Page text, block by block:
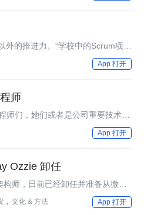
外的推进力。“学校中的Scrum项
界的教育工作者带去一门免费、适
App 打开
师
师们，她们或者是公司重要技术之
现在正是为其摇旗呐喊之时。
App 打开
Ozzie 卸任
师，日前已经卸任并准备从微软
，他积极推动了在线服务和云计算
文化 & 方法 App 打开